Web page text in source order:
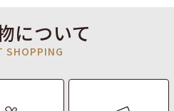
について
SHOPPING